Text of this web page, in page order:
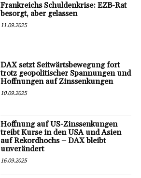
Frankreichs Schuldenkrise: EZB-Rat
besorgt, aber gelassen
11.09.2025
DAX setzt Seitwärtsbewegung fort
trotz geopolitischer Spannungen und
Hoffnungen auf Zinssenkungen
10.09.2025
Hoffnung auf US-Zinssenkungen
treibt Kurse in den USA und Asien
auf Rekordhochs – DAX bleibt
unverändert
16.09.2025